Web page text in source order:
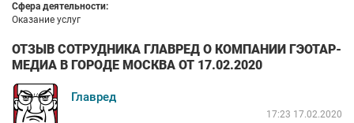
Сфера деятельности:
Оказание услуг
ОТЗЫВ СОТРУДНИКА ГЛАВРЕД О КОМПАНИИ ГЭОТАР-
МЕДИА В ГОРОДЕ МОСКВА ОТ 17.02.2020
Главред
17:23 17.02.2020